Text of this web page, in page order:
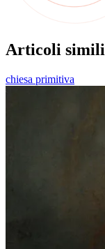
Articoli simili
chiesa primitiva